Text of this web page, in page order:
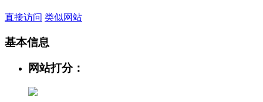
直接访问 类似网站
基本信息
网站打分：